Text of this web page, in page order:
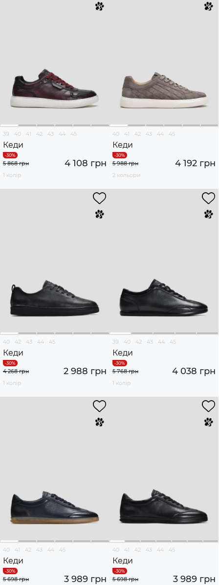
39 40 41 42 43 44 45
Кеди
4 108 грн
5 868 грн
1 колір
40 41 42 43 44 45
Кеди
4 192 грн
5 988 грн
2 кольори
40 42 43 44 45
Кеди
2 988 грн
4 268 грн
1 колір
39 40 42 43 44 45
Кеди
4 038 грн
5 768 грн
1 колір
40 41 42 43 44 45
Кеди
3 989 грн
5 698 грн
40 41 42 43 44 45
Кеди
3 989 грн
5 698 грн